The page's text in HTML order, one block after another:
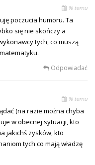
% temu
poczucia humoru. Ta
się nie skończy a
tych, co muszą
Odpowiadać
% temu
(na razie można chyba
w obecnej sytuacji, kto
jakichś zysków, kto
tych co mają władzę